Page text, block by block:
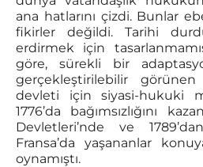
ana hatlarını çizdi. Bunlar
fikirler değildi. Tarihi
erdirmek için
göre, sürekli bir
gerçekleştirilebilir
devleti için siyasi-hukuki
1776’da bağımsızlığını
Devletleri’nde ve
Fransa’da yaşananlar
oynamıştı.